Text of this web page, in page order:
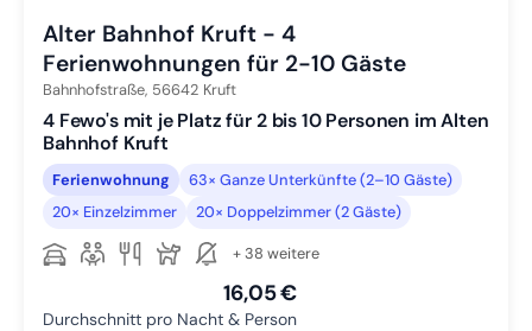
Alter Bahnhof Kruft - 4
Ferienwohnungen für 2-10 Gäste
Bahnhofstraße, 56642 Kruft
4 Fewo's mit je Platz für 2 bis 10 Personen im Alten
Bahnhof Kruft
Ferienwohnung
63× Ganze Unterkünfte (2–10 Gäste)
20× Einzelzimmer
20× Doppelzimmer (2 Gäste)
+ 38 weitere
16,05 €
Durchschnitt pro Nacht & Person